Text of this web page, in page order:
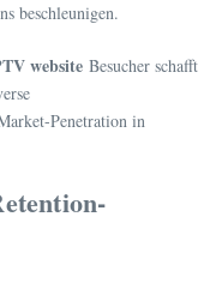
beschleunigen.
website Besucher schafft
Penetration in